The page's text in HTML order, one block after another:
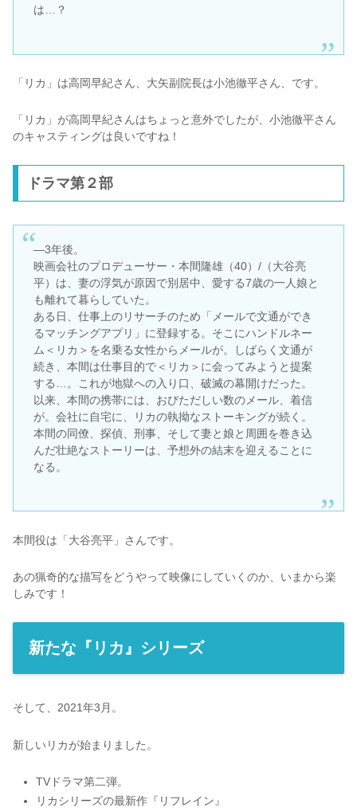
は…？
「リカ」は高岡早紀さん、大矢副院長は小池徹平さん、です。
「リカ」が高岡早紀さんはちょっと意外でしたが、小池徹平さん
のキャスティングは良いですね！
ドラマ第２部
―3年後。
映画会社のプロデューサー・本間隆雄（40）/（大谷亮
平）は、妻の浮気が原因で別居中、愛する7歳の一人娘と
も離れて暮らしていた。
ある日、仕事上のリサーチのため「メールで文通ができ
るマッチングアプリ」に登録する。そこにハンドルネー
ム＜リカ＞を名乗る女性からメールが。しばらく文通が
続き、本間は仕事目的で＜リカ＞に会ってみようと提案
する…。これが地獄への入り口、破滅の幕開けだった。
以来、本間の携帯には、おびただしい数のメール、着信
が。会社に自宅に、リカの執拗なストーキングが続く。
本間の同僚、探偵、刑事、そして妻と娘と周囲を巻き込
んだ壮絶なストーリーは、予想外の結末を迎えることに
なる。
本間役は「大谷亮平」さんです。
あの猟奇的な描写をどうやって映像にしていくのか、いまから楽
しみです！
新たな『リカ』シリーズ
そして、2021年3月。
新しいリカが始まりました。
TVドラマ第二弾。
リカシリーズの最新作『リフレイン』